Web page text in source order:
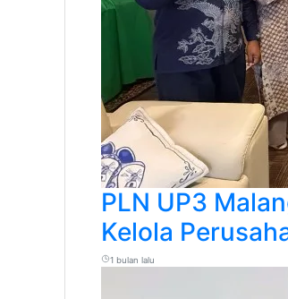
PLN UP3
Kelola
1 bulan lalu